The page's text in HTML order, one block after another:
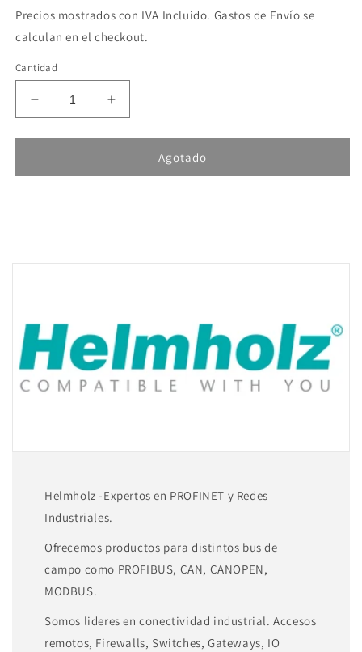
Precios mostrados con IVA Incluido. Gastos de Envío se
calculan en el checkout.
Cantidad
Reducir
cantidad
para
TB20,
AI
20mA,
+-20mA,
Iso.,
16
Bit
Aumentar
cantidad
para
Helmholz
TB20,
AI
20mA,
+-20mA,
Iso.,
16
Bit
Agotado
Helmholz -Expertos en PROFINET y Redes
Industriales.
Ofrecemos productos para distintos bus de
campo como PROFIBUS, CAN, CANOPEN,
MODBUS.
Somos lideres en conectividad industrial. Accesos
remotos, Firewalls, Switches, Gateways, IO